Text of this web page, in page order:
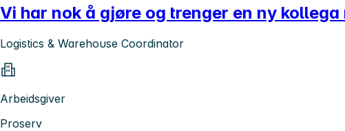
Vi har nok å gjøre og trenger en ny kollega
Logistics & Warehouse Coordinator
Arbeidsgiver
Proserv